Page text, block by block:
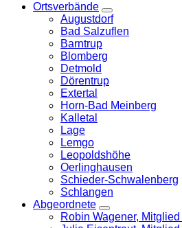
Ortsverbände
Zeige
Untermenü
Augustdorf
Bad Salzuflen
Barntrup
Blomberg
Detmold
Dörentrup
Extertal
Horn-Bad Meinberg
Kalletal
Lage
Lemgo
Leopoldshöhe
Oerlinghausen
Schieder-Schwalenberg
Schlangen
Abgeordnete
Zeige
Untermenü
Robin Wagener,